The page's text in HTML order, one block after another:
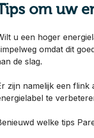
om uw
u een hoger
omdat dit
de slag.
zijn namelijk een flink
te
welke tips